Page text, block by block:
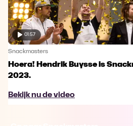
01:57
Snackmasters
Hoera! Hendrik Buysse is
2023.
Bekijk nu de video